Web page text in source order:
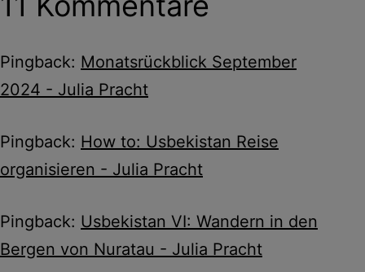
Pingback: Monatsrückblick September
2024 - Julia Pracht
Pingback: How to: Usbekistan Reise
organisieren - Julia Pracht
Pingback: Usbekistan VI: Wandern in den
Bergen von Nuratau - Julia Pracht